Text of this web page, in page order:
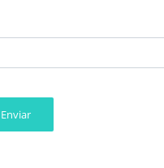
Enviar